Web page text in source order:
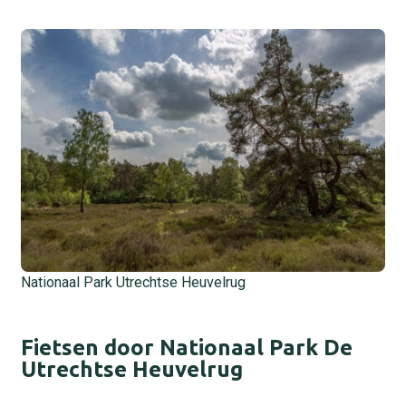
Nationaal Park Utrechtse Heuvelrug
Fietsen door Nationaal Park De
Utrechtse Heuvelrug